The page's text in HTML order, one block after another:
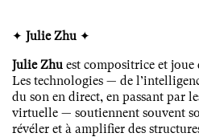
✦ Julie Zhu ✦
Julie Zhu est compositrice et
Les technologies — de
du son en direct, en passant par
virtuelle — soutiennent souvent
révéler et à amplifier des